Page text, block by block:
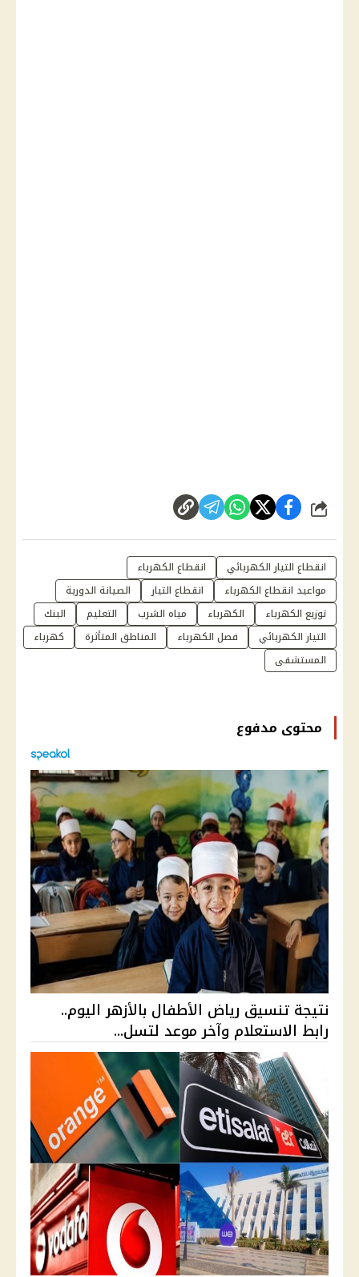
شارك
انقطاع التيار الكهربائي
انقطاع الكهرباء
مواعيد انقطاع الكهرباء
انقطاع التيار
الصيانة الدورية
توزيع الكهرباء
الكهرباء مياه الشرب التعليم
البنك
التيار الكهربائي
فصل الكهرباء المناطق المتأثرة
كهرباء
المستشفى
محتوى مدفوع
نتيجة تنسيق رياض الأطفال بالأزهر اليوم..
رابط الاستعلام وآخر موعد لتسل...